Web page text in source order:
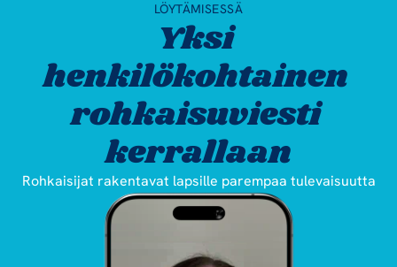
Yksi
henkilökohtainen
rohkaisuviesti
kerrallaan
Rohkaisijat rakentavat lapsille parempaa tulevaisuutta
LÖYTÄMISESSÄ